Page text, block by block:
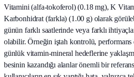
Vitamini (alfa-tokoferol) (0.18 mg), K
Karbonhidrat (farkla) (1.00 g) olarak
günün farklı saatlerinde veya farklı
olabilir. Örneğin iştah kontrolü, performans
günlük vitamin-mineral hedeflerine
besinin kazandığı alanlar önemli bir